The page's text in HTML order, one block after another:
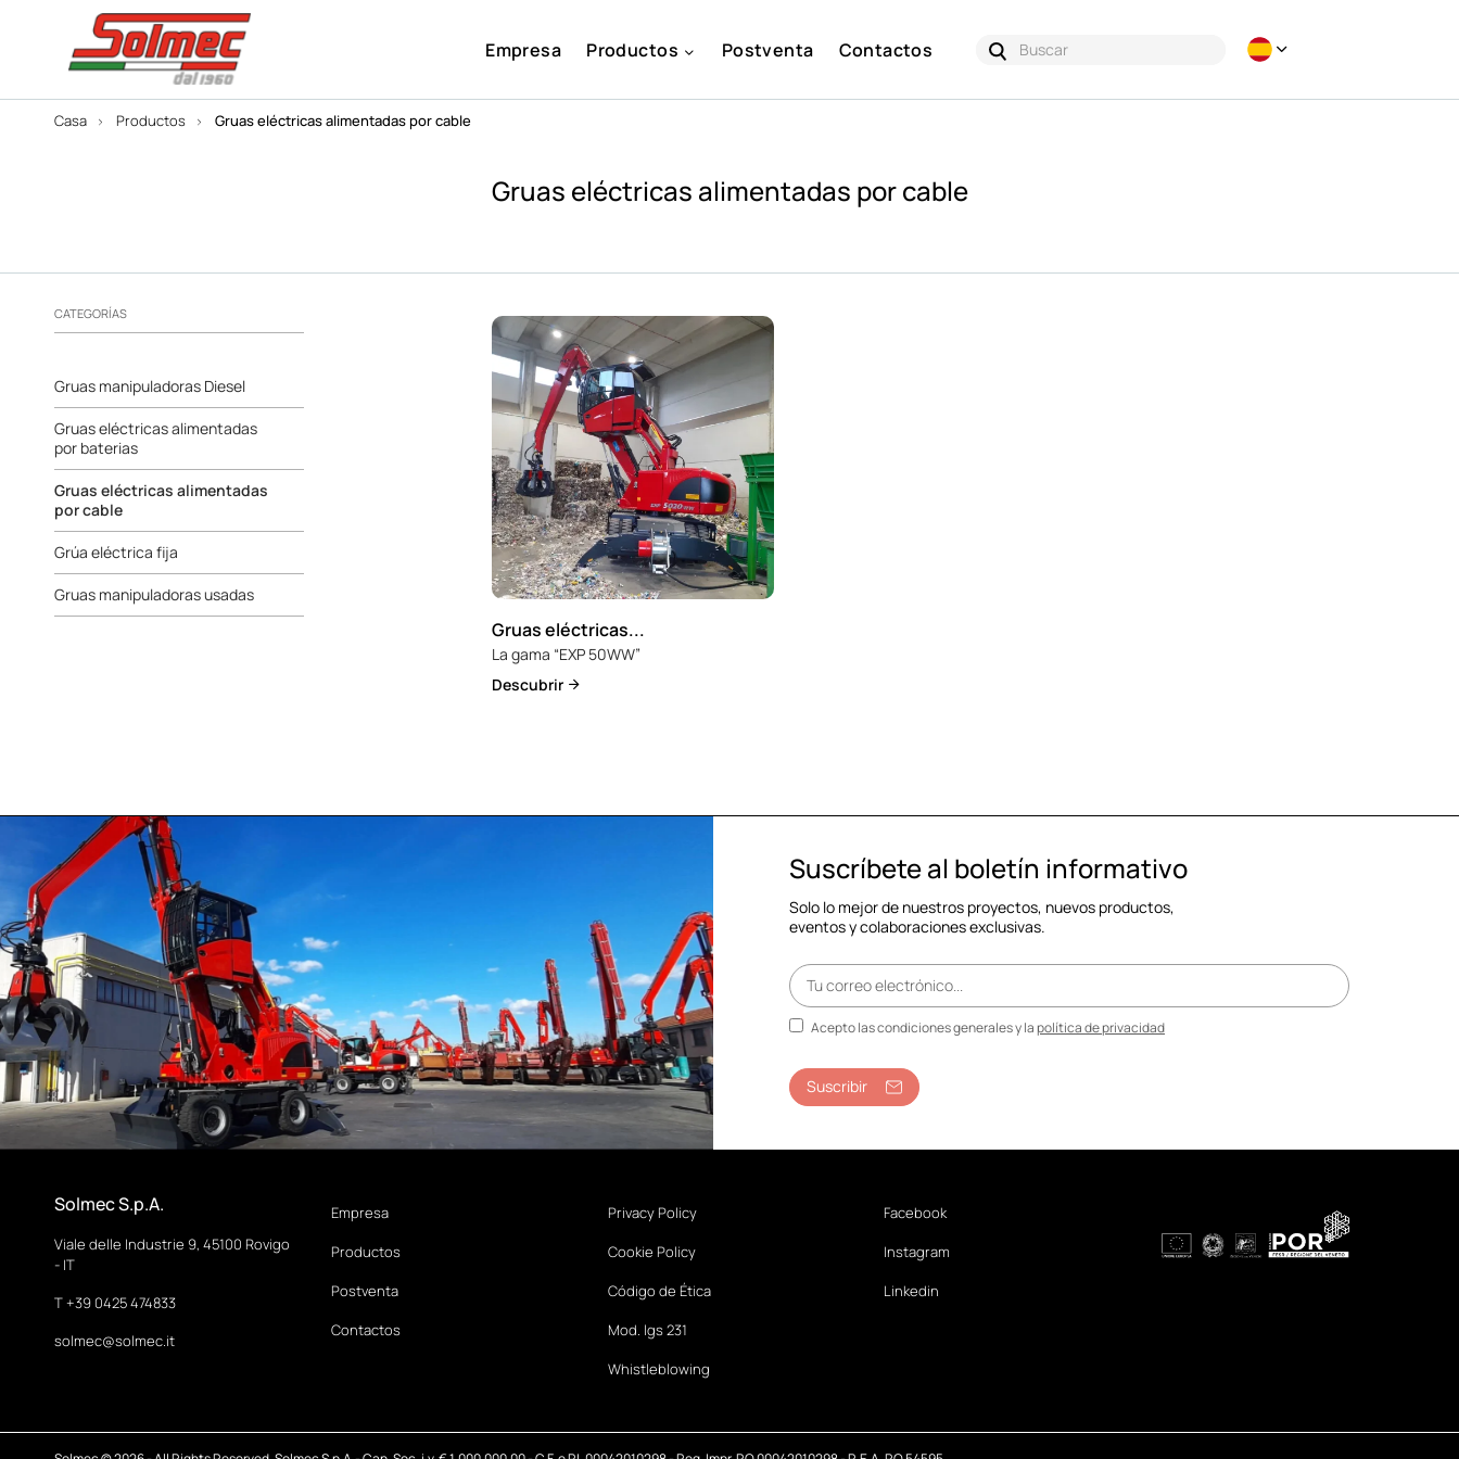
Empresa Productos Postventa Contactos
Casa Productos Gruas eléctricas alimentadas por cable
Gruas eléctricas alimentadas por cable
CATEGORÍAS
Gruas manipuladoras Diesel
Gruas eléctricas alimentadas
por baterias
Gruas eléctricas alimentadas
por cable
Grúa eléctrica fija
Gruas manipuladoras usadas
Gruas eléctricas...
La gama “EXP 50WW”
Descubrir
Suscríbete al boletín informativo
Solo lo mejor de nuestros proyectos, nuevos productos,
eventos y colaboraciones exclusivas.
Acepto las condiciones generales y lapolítica de privacidad
Suscribir
Solmec S.p.A.
Viale delle Industrie 9, 45100 Rovigo
- IT
T +39 0425 474833
solmec@solmec.it
Empresa
Productos
Postventa
Contactos
Privacy Policy
Cookie Policy
Código de Ética
Mod. lgs 231
Whistleblowing
Facebook
Instagram
Linkedin